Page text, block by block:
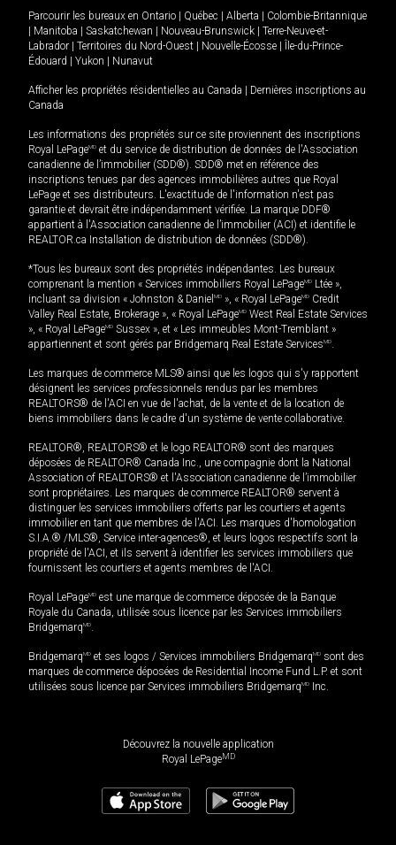
Parcourir les bureaux en Ontario Québec Alberta
Colombie-Britannique
Manitoba Saskatchewan Nouveau-Brunswick
Terre-Neuve-et-
Labrador
Territoires du Nord-Ouest Nouvelle-Écosse
Île-du-Prince-
Édouard
Yukon Nunavut
Afficher les propriétés résidentielles au Canada
Dernières inscriptions au
Canada
Les informations des propriétés sur ce site proviennent des inscriptions
Royal LePageMD et du service de distribution de données de l'Association
canadienne de l’immobilier (SDD®). SDD® met en référence des
inscriptions tenues par des agences immobilières autres que Royal
LePage et ses distributeurs. L'exactitude de l'information n'est pas
garantie et devrait être indépendamment vérifiée. La marque DDF®
appartient à l'Association canadienne de l’immobilier (ACI) et identifie le
REALTOR.ca Installation de distribution de données (SDD®).
*Tous les bureaux sont des propriétés indépendantes. Les bureaux
comprenant la mention « Services immobiliers Royal LePageMD Ltée »,
incluant sa division « Johnston & Daniel MD », « Royal LePageMD Credit
Valley Real Estate, Brokerage », « Royal LePageMD West Real Estate Services
», « Royal LePageMD Sussex », et « Les immeubles Mont-Tremblant »
appartiennent et sont gérés par Bridgemarq Real Estate ServicesMD.
Les marques de commerce MLS® ainsi que les logos qui s'y rapportent
désignent les services professionnels rendus par les membres
REALTORS® de l'ACI en vue de l'achat, de la vente et de la location de
biens immobiliers dans le cadre d'un système de vente collaborative.
REALTOR®, REALTORS® et le logo REALTOR® sont des marques
déposées de REALTOR® Canada Inc., une compagnie dont la National
Association of REALTORS® et l'Association canadienne de l’immobilier
sont propriétaires. Les marques de commerce REALTOR® servent à
distinguer les services immobiliers offerts par les courtiers et agents
immobilier en tant que membres de l'ACI. Les marques d'homologation
S.I.A.® /MLS®, Service inter-agences®, et leurs logos respectifs sont la
propriété de l'ACI, et ils servent à identifier les services immobiliers que
fournissent les courtiers et agents membres de l'ACI.
Royal LePageMD est une marque de commerce déposée de la Banque
Royale du Canada, utilisée sous licence par les Services immobiliers
BridgemarqMD.
BridgemarqMD et ses logos / Services immobiliers BridgemarqMD sont des
marques de commerce déposées de Residential Income Fund L.P. et sont
utilisées sous licence par Services immobiliers BridgemarqMD Inc.
Découvrez la nouvelle application
Royal LePageMD